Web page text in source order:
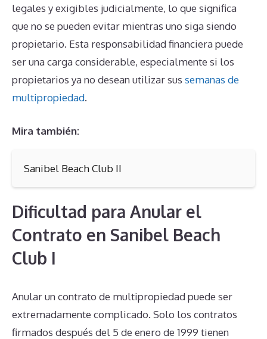
legales y exigibles judicialmente, lo que significa
que no se pueden evitar mientras uno siga siendo
propietario. Esta responsabilidad financiera puede
ser una carga considerable, especialmente si los
propietarios ya no desean utilizar sus semanas de
multipropiedad.
Mira también:
Sanibel Beach Club II
Dificultad para Anular el
Contrato en Sanibel Beach
Club I
Anular un contrato de multipropiedad puede ser
extremadamente complicado. Solo los contratos
firmados después del 5 de enero de 1999 tienen